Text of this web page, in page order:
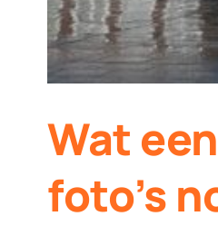
Wat
foto’s